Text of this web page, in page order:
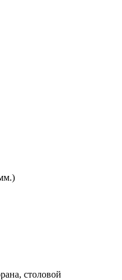
столовой